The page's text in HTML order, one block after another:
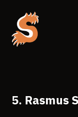
5. Rasmus